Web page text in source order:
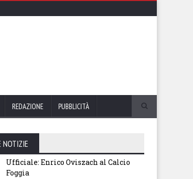
REDAZIONE PUBBLICITÀ
NOTIZIE
Ufficiale: Enrico Oviszach al Calcio
Foggia